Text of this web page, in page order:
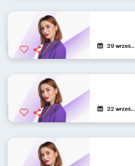
29 września 2023
22 września 2023